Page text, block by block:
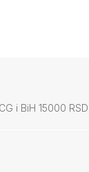
i BiH 15000 RSD